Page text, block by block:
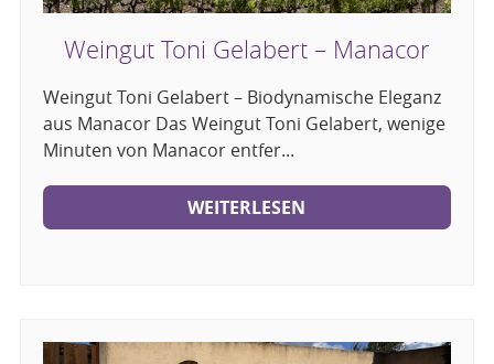
Weingut Toni Gelabert – Manacor
Weingut Toni Gelabert – Biodynamische Eleganz
aus Manacor Das Weingut Toni Gelabert, wenige
Minuten von Manacor entfer...
WEITERLESEN